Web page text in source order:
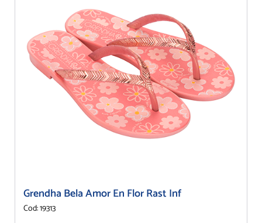
Grendha Bela Amor En Flor Rast Inf
Cod: 19313